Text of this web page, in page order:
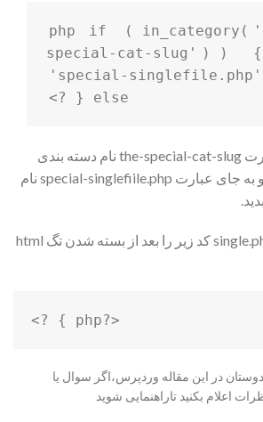
if ( in_category(
special-cat-slug'
) ) {
'special-singlefile.php'
else
{ ?>
در کد فوق به جای عبارت the-special-cat-slug نام دسته بندی
خودتون رو قرار بدید، و به جای عبارت special-singlefiile.php نام
سپس در پایان فایل single.php کد زیر را بعد از بسته شدن تگ html
<?php } ?>
در این مقاله وردپرس،‌اگر سوال یا
اعلام بکنید تاراهنمایی شوید